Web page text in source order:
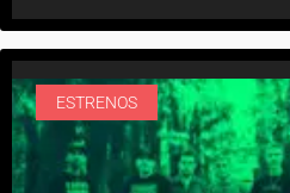
ESTRENOS